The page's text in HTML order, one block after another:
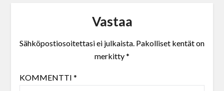
Vastaa
Sähköpostiosoitettasi ei julkaista. Pakolliset kentät on
merkitty*
KOMMENTTI *